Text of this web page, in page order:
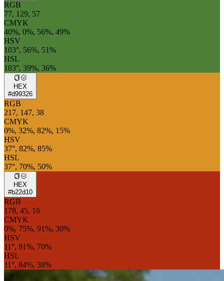
RGB
77, 129, 57
CMYK
40%, 0%, 56%, 49%
HSV
103°, 56%, 51%
HSL
103°, 39%, 36%
HEX
#d99326
RGB
217, 147, 38
CMYK
0%, 32%, 82%, 15%
HSV
37°, 82%, 85%
HSL
37°, 70%, 50%
HEX
#b22d10
RGB
178, 45, 16
CMYK
0%, 75%, 91%, 30%
HSV
11°, 91%, 70%
HSL
11°, 84%, 38%